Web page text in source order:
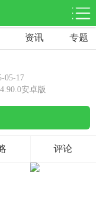
软件分类
43款游戏
69款游戏
冒险解谜
资讯 专题
安卓版 下载
05-17
安卓版
评论